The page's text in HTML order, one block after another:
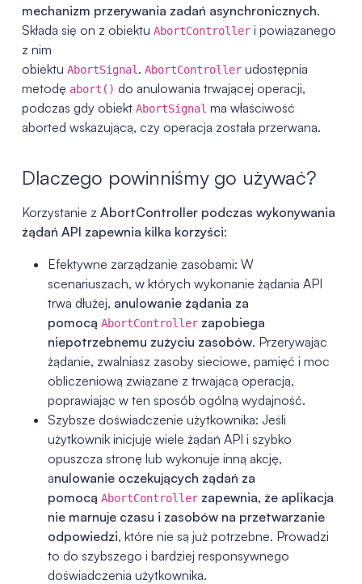
mechanizm przerywania zadań asynchronicznych.
Składa się on z obiektu AbortControlleri powiązanego
z nim
obiektu AbortSignal . AbortControllerudostępnia
metodę abort() do anulowania trwającej operacji,
podczas gdy obiekt AbortSignal ma właściwość
aborted wskazującą, czy operacja została przerwana.
Dlaczego powinniśmy go używać?
Korzystanie z AbortController podczas wykonywania
żądań API zapewnia kilka korzyści:
Efektywne zarządzanie zasobami: W
scenariuszach, w których wykonanie żądania API
trwa dłużej, anulowanie żądania za
pomocą AbortControllerzapobiega
niepotrzebnemu zużyciu zasobów. Przerywając
żądanie, zwalniasz zasoby sieciowe, pamięć i moc
obliczeniową związane z trwającą operacją,
poprawiając w ten sposób ogólną wydajność.
Szybsze doświadczenie użytkownika: Jeśli
użytkownik inicjuje wiele żądań API i szybko
opuszcza stronę lub wykonuje inną akcję,
anulowanie oczekujących żądań za
pomocą AbortControllerzapewnia, że aplikacja
nie marnuje czasu i zasobów na przetwarzanie
odpowiedzi, które nie są już potrzebne. Prowadzi
to do szybszego i bardziej responsywnego
doświadczenia użytkownika.